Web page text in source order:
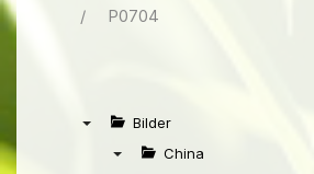
P0704
Bilder
China